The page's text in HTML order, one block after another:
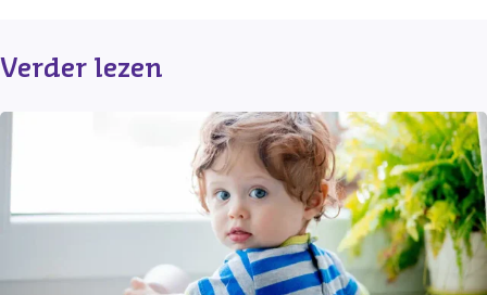
Verder lezen